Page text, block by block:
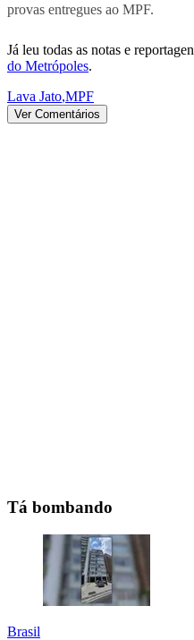
provas entregues ao MPF.
Já leu todas as notas e
do Metrópoles.
Lava Jato,MPF
Ver Comentários
Tá bombando
Brasil